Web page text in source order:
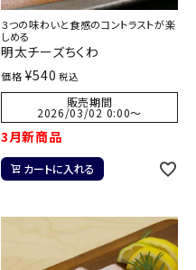
３つの味わいと食感のコントラストが楽
しめる
明太チーズちくわ
価格 ¥540 税込
販売期間
2026/03/02 0:00〜
3月新商品
カートに入れる